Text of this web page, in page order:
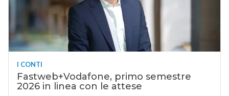
I CONTI
Fastweb+Vodafone, primo semestre
2026 in linea con le attese